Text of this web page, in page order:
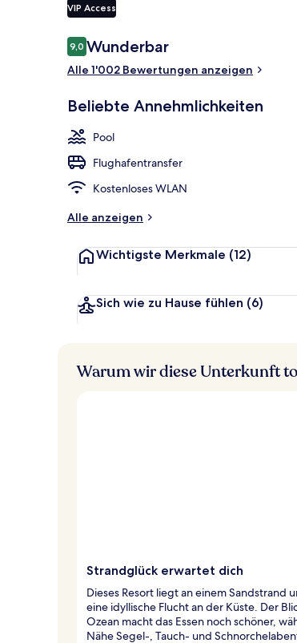
VIP Access
Bewertungen
9,09,0 von 10.
Wunderbar
Alle 1'002 Bewertungen anzeigen
Beliebte Annehmlichkeiten
Pool
Flughafentransfer
Kostenloses WLAN
Alle anzeigen
Wichtigste Merkmale (12)
Sich wie zu Hause fühlen (6)
Warum wir diese Unterkunft
Strandglück erwartet dich
Dieses Resort liegt an einem Sandstrand
eine idyllische Flucht an der Küste. Der
Ozean macht das Essen noch schöner,
Nähe Segel-, Tauch- und